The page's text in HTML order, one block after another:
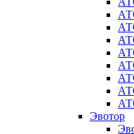
Эвотор